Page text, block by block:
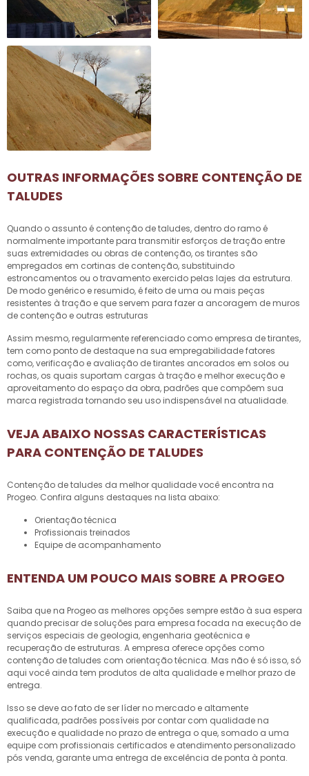
OUTRAS INFORMAÇÕES SOBRE CONTENÇÃO DE
TALUDES
Quando o assunto é contenção de taludes, dentro do ramo é
normalmente importante para transmitir esforços de tração entre
suas extremidades ou obras de contenção, os tirantes são
empregados em cortinas de contenção, substituindo
estroncamentos ou o travamento exercido pelas lajes da estrutura.
De modo genérico e resumido, é feito de uma ou mais peças
resistentes à tração e que servem para fazer a ancoragem de muros
de contenção e outras estruturas
Assim mesmo, regularmente referenciado como empresa de tirantes,
tem como ponto de destaque na sua empregabilidade fatores
como, verificação e avaliação de tirantes ancorados em solos ou
rochas, os quais suportam cargas à tração e melhor execução e
aproveitamento do espaço da obra, padrões que compõem sua
marca registrada tornando seu uso indispensável na atualidade.
VEJA ABAIXO NOSSAS CARACTERÍSTICAS
PARA CONTENÇÃO DE TALUDES
Contenção de taludes da melhor qualidade você encontra na
Progeo. Confira alguns destaques na lista abaixo:
orientação técnica
profissionais treinados
equipe de acompanhamento
ENTENDA UM POUCO MAIS SOBRE A PROGEO
Saiba que na Progeo as melhores opções sempre estão à sua espera
quando precisar de soluções para empresa focada na execução de
serviços especiais de geologia, engenharia geotécnica e
recuperação de estruturas. A empresa oferece opções como
contenção de taludes com orientação técnica. Mas não é só isso, só
aqui você ainda tem produtos de alta qualidade e melhor prazo de
entrega.
Isso se deve ao fato de ser líder no mercado e altamente
qualificada, padrões possíveis por contar com qualidade na
execução e qualidade no prazo de entrega o que, somado a uma
equipe com profissionais certificados e atendimento personalizado
pós venda, garante uma entrega de excelência de ponta à ponta.